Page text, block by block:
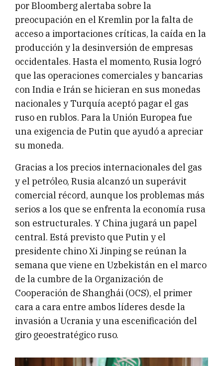
por Bloomberg alertaba sobre la
preocupación en el Kremlin por la falta de
acceso a importaciones críticas, la caída en la
producción y la desinversión de empresas
occidentales. Hasta el momento, Rusia logró
que las operaciones comerciales y bancarias
con India e Irán se hicieran en sus monedas
nacionales y Turquía aceptó pagar el gas
ruso en rublos. Para la Unión Europea fue
una exigencia de Putin que ayudó a apreciar
su moneda.
Gracias a los precios internacionales del gas
y el petróleo, Rusia alcanzó un superávit
comercial récord, aunque los problemas más
serios a los que se enfrenta la economía rusa
son estructurales. Y China jugará un papel
central. Está previsto que Putin y el
presidente chino Xi Jinping se reúnan la
semana que viene en Uzbekistán en el marco
de la cumbre de la Organización de
Cooperación de Shanghái (OCS), el primer
cara a cara entre ambos líderes desde la
invasión a Ucrania y una escenificación del
giro geoestratégico ruso.